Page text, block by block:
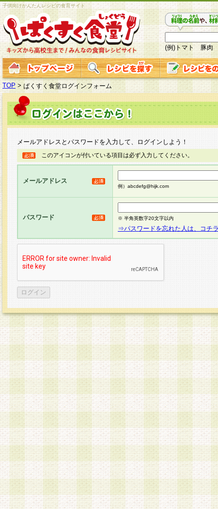
子供向けかんたんレシピの食育サイト
(例)トマト 豚肉
TOP > ぱくすく食堂ログインフォーム
メールアドレスとパスワードを入力して、ログインしよう！
このアイコンが付いている項目は必ず入力してください。
メールアドレス
例）abcdefg@hijk.com
パスワード ※ 半角英数字20文字以内
⇒パスワードを忘れた人は、コチ